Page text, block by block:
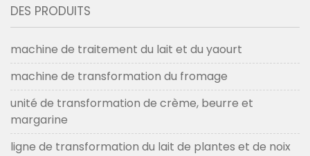
DES PRODUITS
machine de traitement du lait et du yaourt
machine de transformation du fromage
unité de transformation de crème, beurre et
margarine
ligne de transformation du lait de plantes et de noix